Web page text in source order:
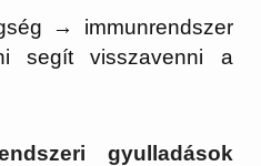
→ immunrendszer
segít visszavenni a
gyulladások